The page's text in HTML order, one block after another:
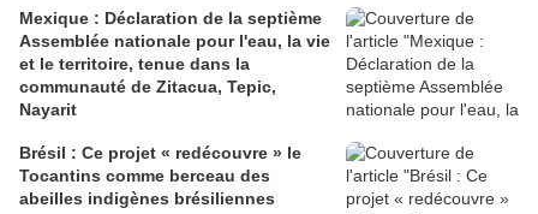
Mexique : Déclaration de la septième
Assemblée nationale pour l'eau, la vie
et le territoire, tenue dans la
communauté de Zitacua, Tepic,
Nayarit
Brésil : Ce projet « redécouvre » le
Tocantins comme berceau des
abeilles indigènes brésiliennes